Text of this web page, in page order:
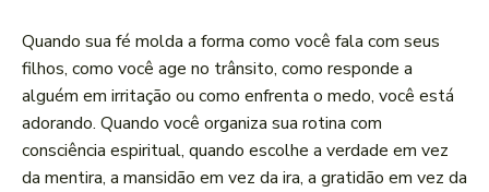
Quando sua fé molda a forma como você fala com seus
filhos, como você age no trânsito, como responde a
alguém em irritação ou como enfrenta o medo, você está
adorando. Quando você organiza sua rotina com
consciência espiritual, quando escolhe a verdade em vez
da mentira, a mansidão em vez da ira, a gratidão em vez da